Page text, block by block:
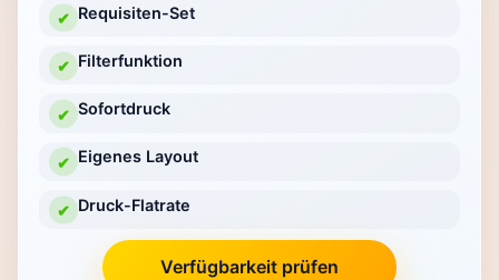
✔ Requisiten-Set
✔ Filterfunktion
✔ Sofortdruck
✔ Eigenes Layout
✔ Druck-Flatrate
Verfügbarkeit prüfen